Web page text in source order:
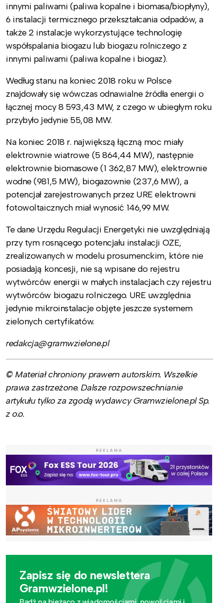
innymi paliwami (paliwa kopalne i biomasa/biopłyny),
6 instalacji termicznego przekształcania odpadów, a
także 2 instalacje wykorzystujące technologię
współspalania biogazu lub biogazu rolniczego z
innymi paliwami (paliwa kopalne i biogaz).
Według stanu na koniec 2018 roku w Polsce
znajdowały się wówczas odnawialne źródła energii o
łącznej mocy 8 593,43 MW, z czego w ubiegłym roku
przybyło jedynie 55,08 MW.
Na koniec 2018 r. największą łączną moc miały
elektrownie wiatrowe (5 864,44 MW), następnie
elektrownie biomasowe (1 362,87 MW), elektrownie
wodne (981,5 MW), biogazownie (237,6 MW), a
potencjał zarejestrowanych przez URE elektrowni
fotowoltaicznych miał wynosić 146,99 MW.
Te dane Urzędu Regulacji Energetyki nie uwzględniają
przy tym rosnącego potencjału instalacji OZE,
zrealizowanych w modelu prosumenckim, które nie
posiadają koncesji, nie są wpisane do rejestru
wytwórców energii w małych instalacjach czy rejestru
wytwórców biogazu rolniczego. URE uwzględnia
jedynie mikroinstalacje objęte jeszcze systemem
zielonych certyfikatów.
redakcja@gramwzielone.pl
© Materiał chroniony prawem autorskim. Wszelkie
prawa zastrzeżone. Dalsze rozpowszechnianie
artykułu tylko za zgodą wydawcy Gramwzielone.pl Sp.
z o.o.
REKLAMA
REKLAMA
Zapisz się do newslettera
Gramwzielone.pl!